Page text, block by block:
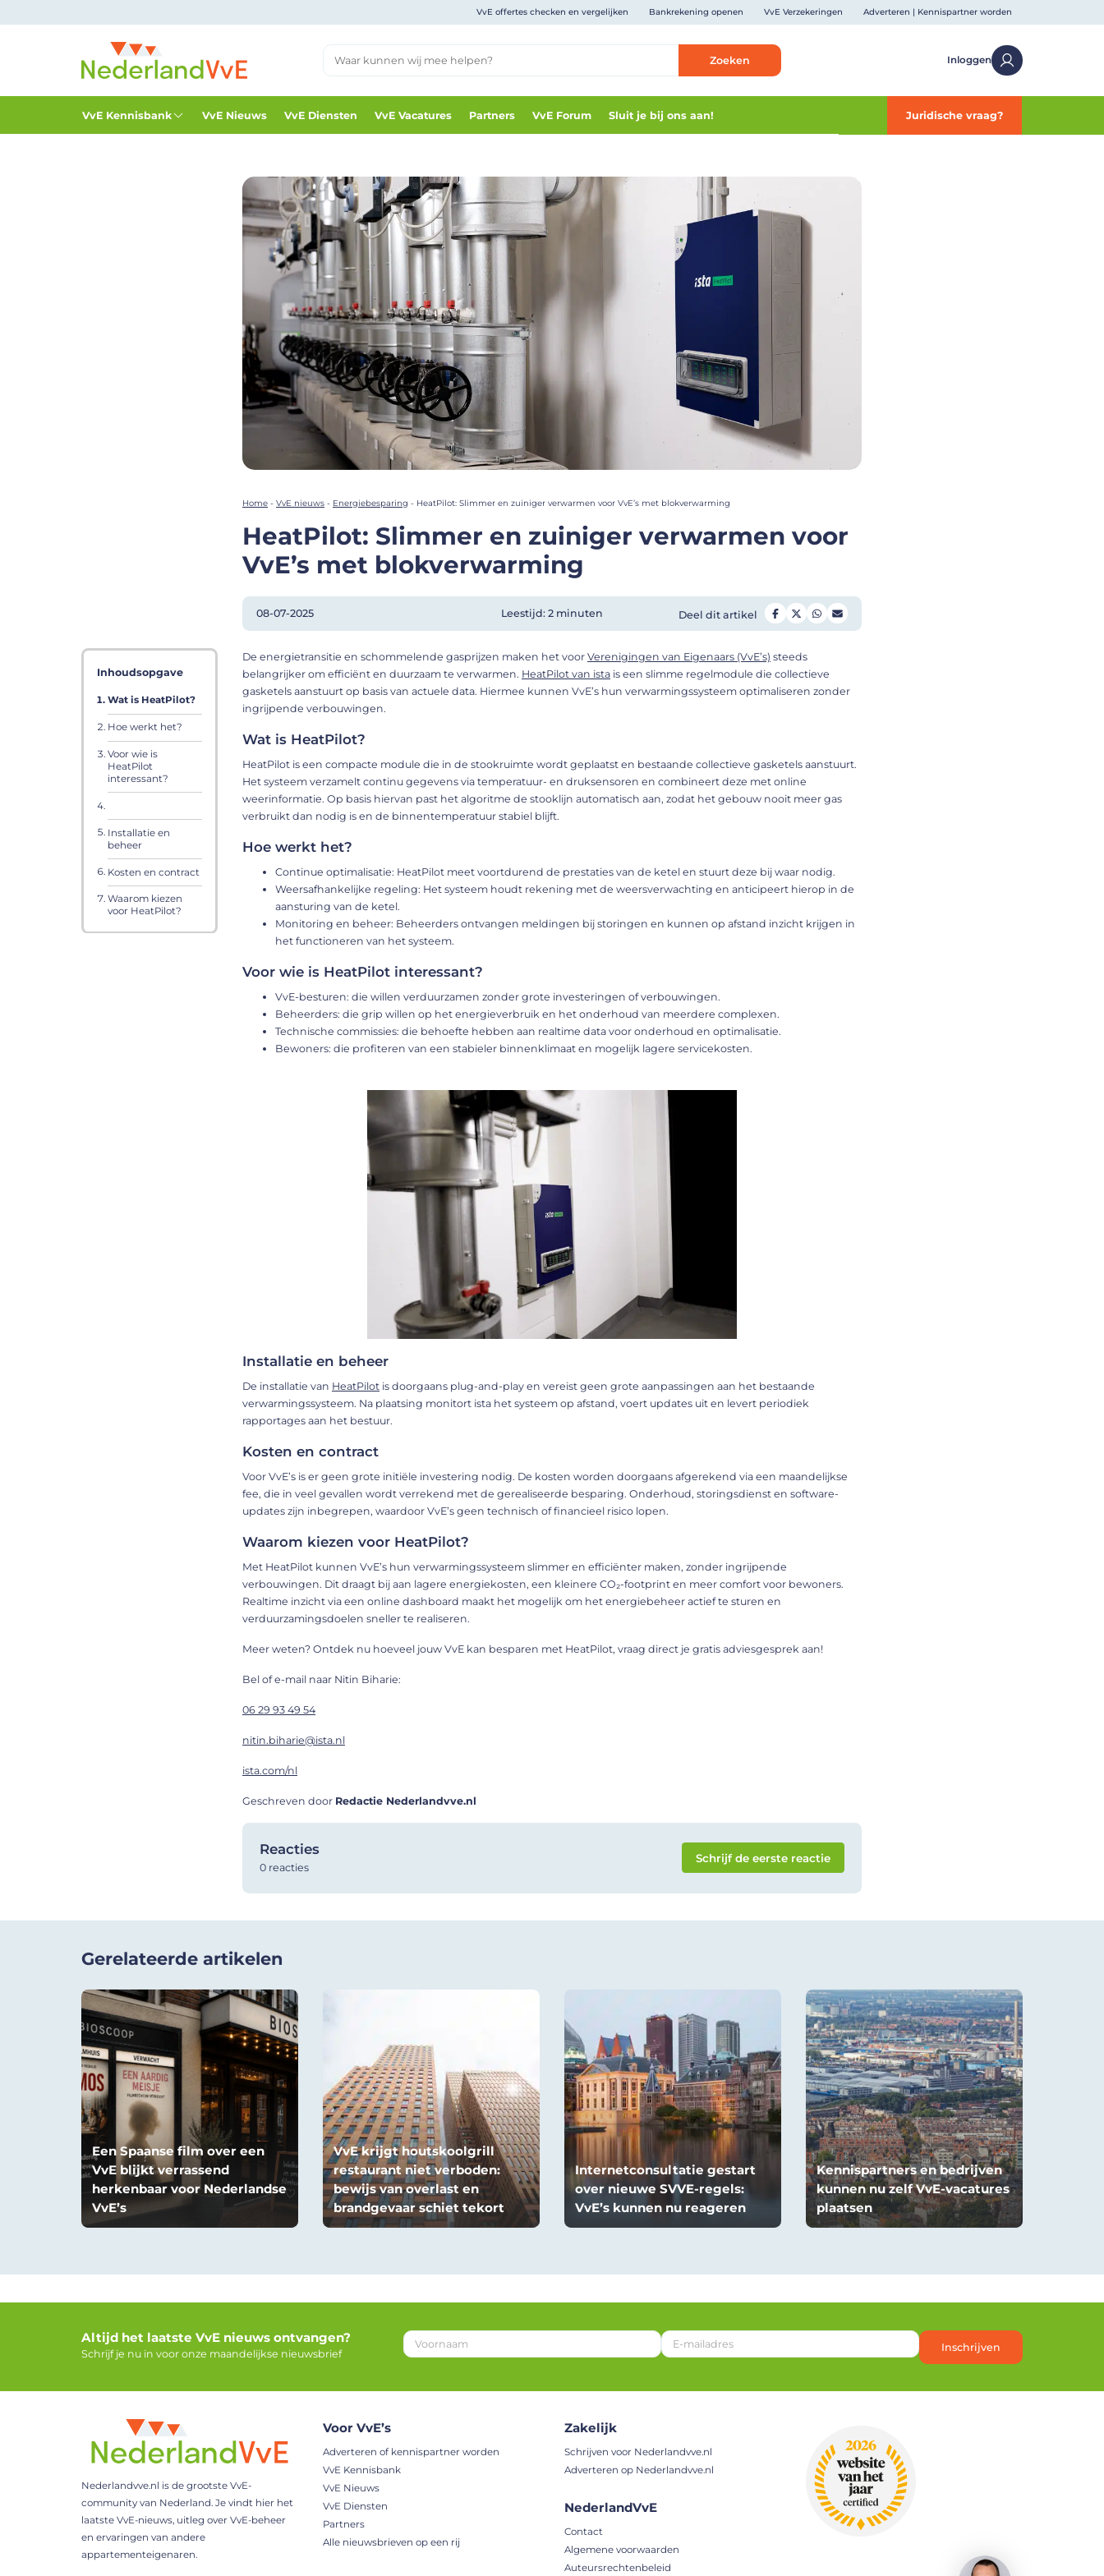
VvE offertes checken en vergelijken Bankrekening openen VvE Verzekeringen Adverteren | Kennispartner worden
Zoeken Inloggen
VvE Kennisbank VvE Nieuws VvE Diensten VvE Vacatures Partners VvE Forum Sluit je bij ons aan! Juridische vraag?
Home - VvE nieuws - Energiebesparing - HeatPilot: Slimmer en zuiniger verwarmen voor VvE’s met blokverwarming
HeatPilot: Slimmer en zuiniger verwarmen voor
VvE’s met blokverwarming
08-07-2025 Leestijd: 2 minuten Deel dit artikel
Inhoudsopgave
Wat is HeatPilot?
Hoe werkt het?
Voor wie is
HeatPilot
interessant?
Installatie en
beheer
Kosten en contract
Waarom kiezen
voor HeatPilot?
De energietransitie en schommelende gasprijzen maken het voor Verenigingen van Eigenaars (VvE’s) steeds
belangrijker om efficiënt en duurzaam te verwarmen. HeatPilot van ista is een slimme regelmodule die collectieve
gasketels aanstuurt op basis van actuele data. Hiermee kunnen VvE’s hun verwarmingssysteem optimaliseren zonder
ingrijpende verbouwingen.
Wat is HeatPilot?
HeatPilot is een compacte module die in de stookruimte wordt geplaatst en bestaande collectieve gasketels aanstuurt.
Het systeem verzamelt continu gegevens via temperatuur- en druksensoren en combineert deze met online
weerinformatie. Op basis hiervan past het algoritme de stooklijn automatisch aan, zodat het gebouw nooit meer gas
verbruikt dan nodig is en de binnentemperatuur stabiel blijft.
Hoe werkt het?
Continue optimalisatie: HeatPilot meet voortdurend de prestaties van de ketel en stuurt deze bij waar nodig.
Weersafhankelijke regeling: Het systeem houdt rekening met de weersverwachting en anticipeert hierop in de
aansturing van de ketel.
Monitoring en beheer: Beheerders ontvangen meldingen bij storingen en kunnen op afstand inzicht krijgen in
het functioneren van het systeem.
Voor wie is HeatPilot interessant?
VvE-besturen: die willen verduurzamen zonder grote investeringen of verbouwingen.
Beheerders: die grip willen op het energieverbruik en het onderhoud van meerdere complexen.
Technische commissies: die behoefte hebben aan realtime data voor onderhoud en optimalisatie.
Bewoners: die profiteren van een stabieler binnenklimaat en mogelijk lagere servicekosten.
Installatie en beheer
De installatie van HeatPilot is doorgaans plug-and-play en vereist geen grote aanpassingen aan het bestaande
verwarmingssysteem. Na plaatsing monitort ista het systeem op afstand, voert updates uit en levert periodiek
rapportages aan het bestuur.
Kosten en contract
Voor VvE’s is er geen grote initiële investering nodig. De kosten worden doorgaans afgerekend via een maandelijkse
fee, die in veel gevallen wordt verrekend met de gerealiseerde besparing. Onderhoud, storingsdienst en software-
updates zijn inbegrepen, waardoor VvE’s geen technisch of financieel risico lopen.
Waarom kiezen voor HeatPilot?
Met HeatPilot kunnen VvE’s hun verwarmingssysteem slimmer en efficiënter maken, zonder ingrijpende
verbouwingen. Dit draagt bij aan lagere energiekosten, een kleinere CO₂-footprint en meer comfort voor bewoners.
Realtime inzicht via een online dashboard maakt het mogelijk om het energiebeheer actief te sturen en
verduurzamingsdoelen sneller te realiseren.
Meer weten? Ontdek nu hoeveel jouw VvE kan besparen met HeatPilot, vraag direct je gratis adviesgesprek aan!
Bel of e-mail naar Nitin Biharie:
06 29 93 49 54
nitin.biharie@ista.nl
ista.com/nl
Geschreven door Redactie Nederlandvve.nl
Reacties
0 reacties
Schrijf de eerste reactie
Gerelateerde artikelen
Een Spaanse film over een
VvE blijkt verrassend
herkenbaar voor Nederlandse
VvE’s
VvE krijgt houtskoolgrill
restaurant niet verboden:
bewijs van overlast en
brandgevaar schiet tekort
Internetconsultatie gestart
over nieuwe SVVE-regels:
VvE’s kunnen nu reageren
Kennispartners en bedrijven
kunnen nu zelf VvE-vacatures
plaatsen
Altijd het laatste VvE nieuws ontvangen?
Schrijf je nu in voor onze maandelijkse nieuwsbrief
*
E
a
o
Inschrijven
Nederlandvve.nl is de grootste VvE-
community van Nederland. Je vindt hier het
laatste VvE-nieuws, uitleg over VvE-beheer
en ervaringen van andere
appartementeigenaren.
Voor VvE’s
Adverteren of kennispartner worden
VvE Kennisbank
VvE Nieuws
VvE Diensten
Partners
Alle nieuwsbrieven op een rij
Zakelijk
Schrijven voor Nederlandvve.nl
Adverteren op Nederlandvve.nl
NederlandVvE
Contact
Algemene voorwaarden
Auteursrechtenbeleid